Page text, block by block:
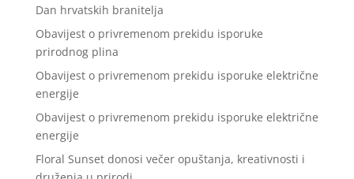
Dan hrvatskih branitelja
Obavijest o privremenom prekidu isporuke
prirodnog plina
Obavijest o privremenom prekidu isporuke električne
energije
Obavijest o privremenom prekidu isporuke električne
energije
Floral Sunset donosi večer opuštanja, kreativnosti i